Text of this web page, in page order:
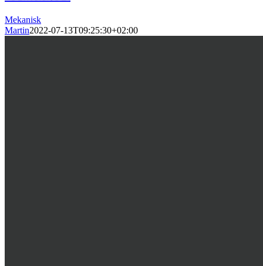
Mekanisk
Martin2022-07-13T09:25:30+02:00